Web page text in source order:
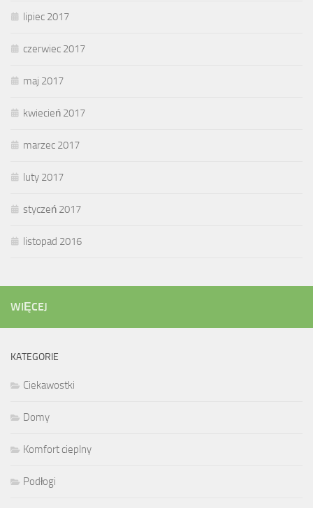
lipiec 2017
czerwiec 2017
maj 2017
kwiecień 2017
marzec 2017
luty 2017
styczeń 2017
listopad 2016
WIĘCEJ
KATEGORIE
Ciekawostki
Domy
Komfort cieplny
Podłogi